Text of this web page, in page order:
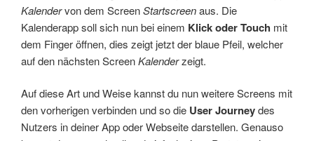
Kalendervon dem ScreenStartscreenaus. Die
Kalenderapp soll sich nun bei einem Klick oder Touch mit
dem Finger öffnen, dies zeigt jetzt der blaue Pfeil, welcher
auf den nächsten ScreenKalenderzeigt.
Auf diese Art und Weise kannst du nun weitere Screens mit
den vorherigen verbinden und so die User Journeydes
Nutzers in deiner App oder Webseite darstellen. Genauso